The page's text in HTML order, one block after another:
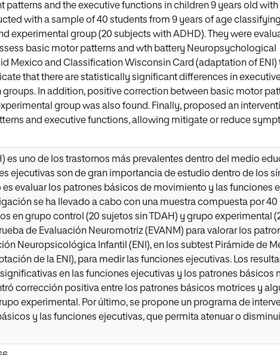
patterns and the executive functions in children 9 years old with
with a sample of 40 students from 9 years of age
experimental group (20 subjects with ADHD). They were
basic motor patterns and wth battery Neuropsychological
Mexico and Classification Wisconsin Card (adaptation of ENI)
that there are statistically significant differences in
In addition, positive correction between basic motor
group was also found. Finally, proposed an
and executive functions, allowing mitigate or reduce
es uno de los trastornos más prevalentes dentro del medio
ejecutivas son de gran importancia de estudio dentro de los
evaluar los patrones básicos de movimiento y las funciones
se ha llevado a cabo con una muestra compuesta por 40
en grupo control (20 sujetos sin TDAH) y grupo experimental
de Evaluación Neuromotriz (EVANM) para valorar los
Neuropsicológica Infantil (ENI), en los subtest Pirámide de
de la ENI), para medir las funciones ejecutivas. Los
en las funciones ejecutivas y los patrones básicos
corrección positiva entre los patrones básicos motrices y
experimental. Por último, se propone un programa de
y las funciones ejecutivas, que permita atenuar o